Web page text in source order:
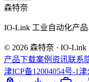
森特奈
IO-Link 工业自动化产
© 2026 森特奈 · IO-
产品下载案例 资讯联系
津ICP备12004054号-1津